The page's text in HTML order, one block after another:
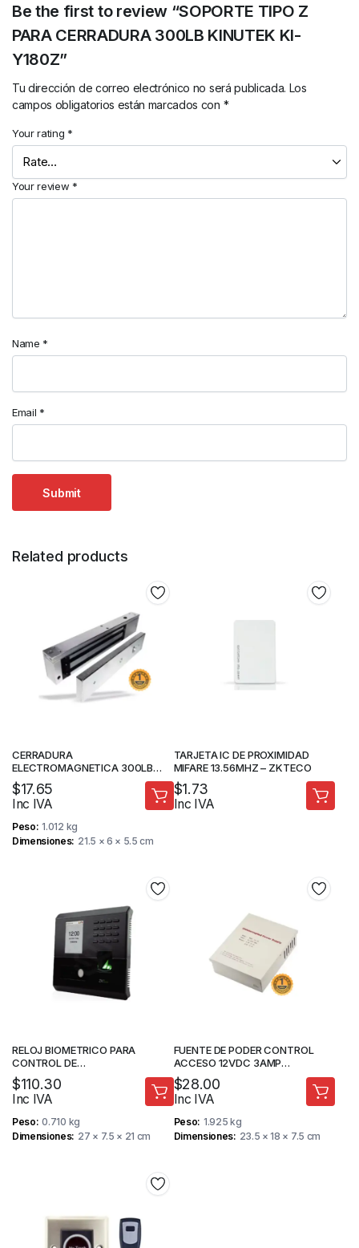
Be the first to review “SOPORTE TIPO Z
PARA CERRADURA 300LB KINUTEK KI-
Y180Z”
Tu dirección de correo electrónico no será publicada. Los
campos obligatorios están marcados con *
Your rating *
Your review *
Name *
Email *
Related products
CERRADURA
ELECTROMAGNETICA 300LB
KINUTEK KI-GY180
$17.65
Inc IVA
Peso 1.012 kg
Dimensiones 21.5 × 6 × 5.5 cm
TARJETA IC DE PROXIMIDAD
MIFARE 13.56MHZ – ZKTECO
$1.73
Inc IVA
RELOJ BIOMETRICO PARA
CONTROL DE
ACCESO/ASISTENCIA –
RECONOCIMIENTO FACIAL –
PROTOCOLO DE
ZKTECO
$110.30
Inc IVA
Peso 0.710 kg
Dimensiones 27 × 7.5 × 21 cm
FUENTE DE PODER CONTROL
ACCESO 12VDC 3AMP
RESPALDO
$28.00
Inc IVA
Peso 1.925 kg
Dimensiones
23.5 × 18 × 7.5 cm